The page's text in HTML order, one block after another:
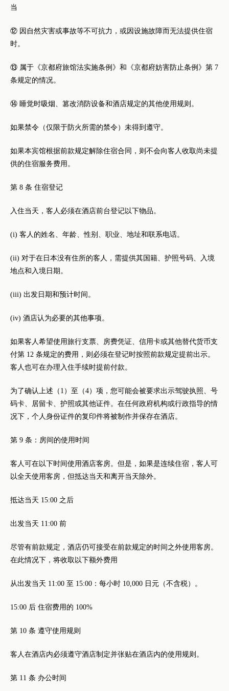
当
⑫ 因自然灾害或事故等不可抗力，或因设施故障而无法提供住宿
时。
⑬ 属于《京都府旅馆法实施条例》和《京都府妨害防止条例》第 7
条规定的情况。
⑭ 睡觉时吸烟、篡改消防设备和酒店规定的其他使用规则。
如果禁令（仅限于防火所需的禁令）未得到遵守。
如果本宾馆根据前款规定解除住宿合同，则不会向客人收取尚未提
供的住宿服务费用。
第 8 条 住宿登记
入住当天，客人必须在酒店前台登记以下物品。
(i) 客人的姓名、年龄、性别、职业、地址和联系电话。
(ii) 对于在日本没有住所的客人，需提供其国籍、护照号码、入境
地点和入境日期。
(iii) 出发日期和预计时间。
(iv) 酒店认为必要的其他事项。
如果客人希望使用旅行支票、房费凭证、信用卡或其他替代货币支
付第 12 条规定的费用，则必须在登记时按照前款规定提前出示。
客人也可在办理入住手续时提前付款。
为了确认上述（1）至（4）项，您可能会被要求出示驾驶执照、号
码卡、居留卡、护照或其他证件。在任何政府机构或行政指导的情
况下，个人身份证件的复印件将被制作并保存在酒店。
第 9 条：房间的使用时间
客人可在以下时间使用酒店客房。但是，如果是连续住宿，客人可
以全天使用客房，但抵达当天和离开当天除外。
抵达当天 15:00 之后
出发当天 11:00 前
尽管有前款规定，酒店仍可接受在前款规定的时间之外使用客房。
在此情况下，将收取以下额外费用
从出发当天 11:00 至 15:00：每小时 10,000 日元（不含税）。
15:00 后 住宿费用的 100%
第 10 条 遵守使用规则
客人在酒店内必须遵守酒店制定并张贴在酒店内的使用规则。
第 11 条 办公时间